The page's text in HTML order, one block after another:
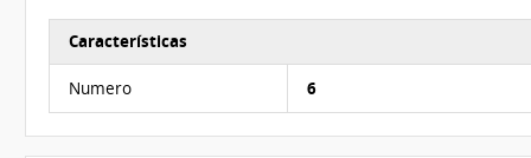
Características
Numero 6